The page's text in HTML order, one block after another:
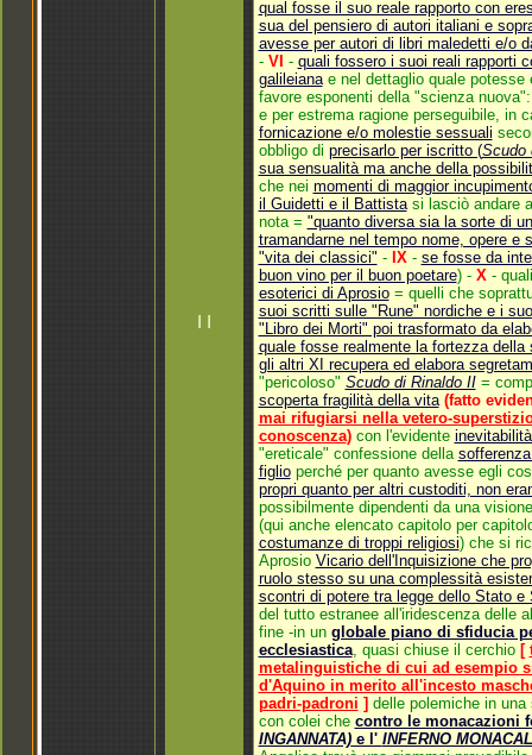
I I
qual fosse il suo reale rapporto con
sua del pensiero di autori italiani e
avesse per autori di libri maledetti e/o
- VI - quali fossero i suoi reali rapporti
galileianae nel dettaglio quale potesse
favore esponenti della "scienza
e per estrema ragione perseguibile, in
fornicazione e/o molestie sessuali
obbligo di precisarlo per iscritto (Scudo
sua sensualità ma anche della
che nei momenti di maggior
il Guidetti e il Battistasi lasciò andare
nota = "quanto diversa sia la sorte di
tramandarne nel tempo nome, opere e
"vita dei classici" - IX- se fosse da
buon vino per il buon poetare) - X-
esoterici di Aprosio= quelli che
suoi scritti sulle "Rune" nordiche e i
"Libro dei Morti" poi trasformato da
quale fosse realmente la fortezza
gli altri XI recupera ed elabora
"pericoloso" Scudo di Rinaldo II=
scoperta fragilità della vita (fatto
mai rifugiarsi nella vetero-
conoscenza)con l'evidente
"ereticale" confessione della
figlioperché per quanto avesse egli
propri quanto per altri custoditi, non
possibilmente dipendenti da una
(qui anche elencato capitolo per
costumanze di troppi religiosi) che si
Aprosio Vicario dell'Inquisizione che
ruolo stesso su una complessità
scontri di potere tra legge dello Stato e
del tutto estranee all'iridescenza delle
fine -in un globale piano di sfiducia
ecclesiastica, quasi chiuse il cerchio [
metalinguistiche di cui ad esempio
d'Aquino in merito all'incesto
padri-padroni ] delle polemiche in
con colei che contro le monacazioni
INGANNATA)e l' INFERNO